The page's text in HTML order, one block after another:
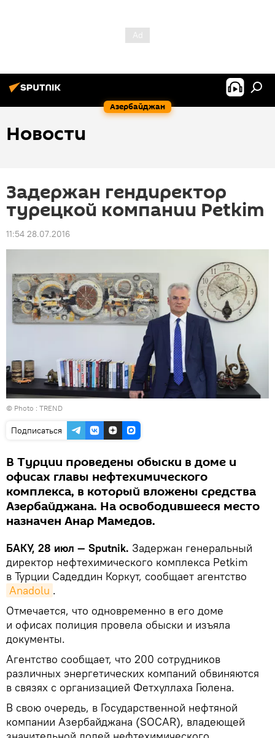
Азербайджан
Новости
Задержан гендиректор
турецкой компании Petkim
11:54 28.07.2016
© Photo : TREND
Подписаться
В Турции проведены обыски в доме и
офисах главы нефтехимического
комплекса, в который вложены средства
Азербайджана. На освободившееся место
назначен Анар Мамедов.
БАКУ, 28 июл — Sputnik. Задержан генеральный
директор нефтехимического комплекса Petkim
в Турции Садеддин Коркут, сообщает агентство
Anadolu .
Отмечается, что одновременно в его доме
и офисах полиция провела обыски и изъяла
документы.
Агентство сообщает, что 200 сотрудников
различных энергетических компаний обвиняются
в связях с организацией Фетхуллаха Гюлена.
В свою очередь, в Государственной нефтяной
компании Азербайджана (SOCAR), владеющей